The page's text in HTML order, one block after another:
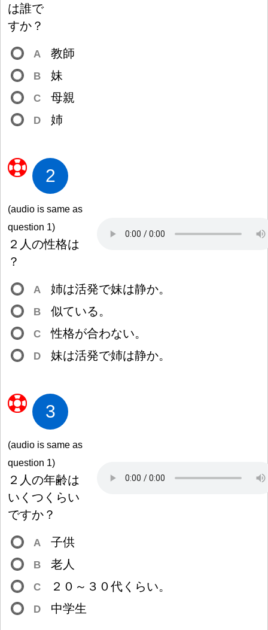
は誰で
すか ？
A 教師
B 妹
C 母親
D 姉
2
(audio is same as
question 1)
２ 人の性格は
？
A 姉は活発で妹は静か。
B 似ている。
C 性格が合わない。
D 妹は活発で姉は静か。
3
(audio is same as
question 1)
２ 人の年齢は
いくつくらい
ですか ？
A 子供
B 老人
C ２ ０ ～ ３ ０代 くらい。
D 中学生